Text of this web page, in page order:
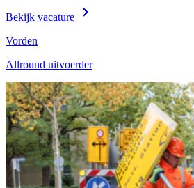
Bekijk vacature
Vorden
Allround uitvoerder